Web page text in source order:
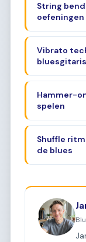
String
oefeningen
Vibrato
Hammer-
spelen
Shuffle
de blues